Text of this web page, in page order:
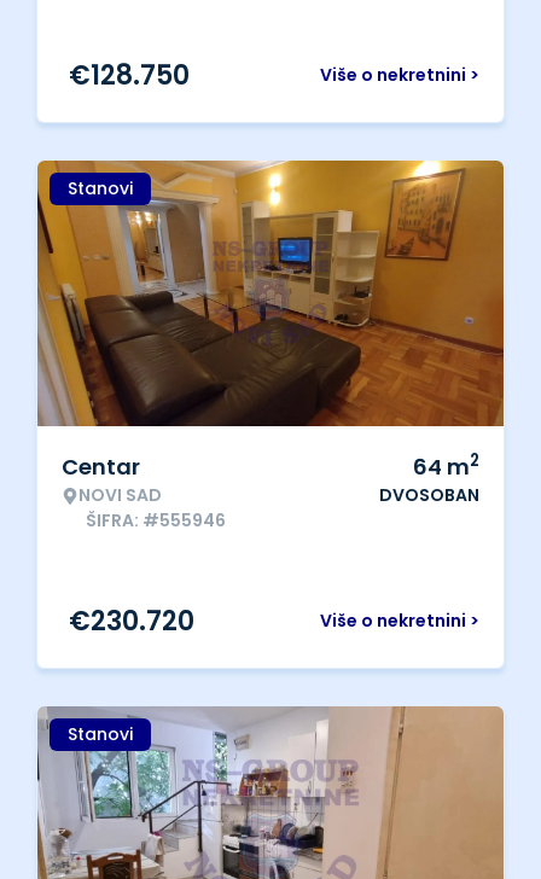
Više o nekretnini >
€128.750
Stanovi
Centar
NOVI SAD
ŠIFRA: #555946
64 m2
DVOSOBAN
Više o nekretnini >
€230.720
Stanovi